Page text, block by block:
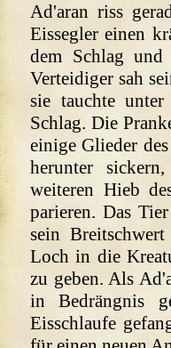
Ad'aran riss
Eissegler einen
dem Schlag
Verteidiger sah
sie tauchte
Schlag. Die
einige Glieder
herunter
weiteren Hieb
parieren. Das
sein
Loch in die
zu geben. Als
in Bedrängnis
Eisschlaufe